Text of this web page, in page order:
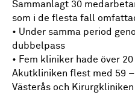
Sammanlagt 30
som i de flesta fall
• Under samma period
dubbelpass
• Fem kliniker hade över
Akutkliniken flest med 59
Västerås och Kirurgkliniken